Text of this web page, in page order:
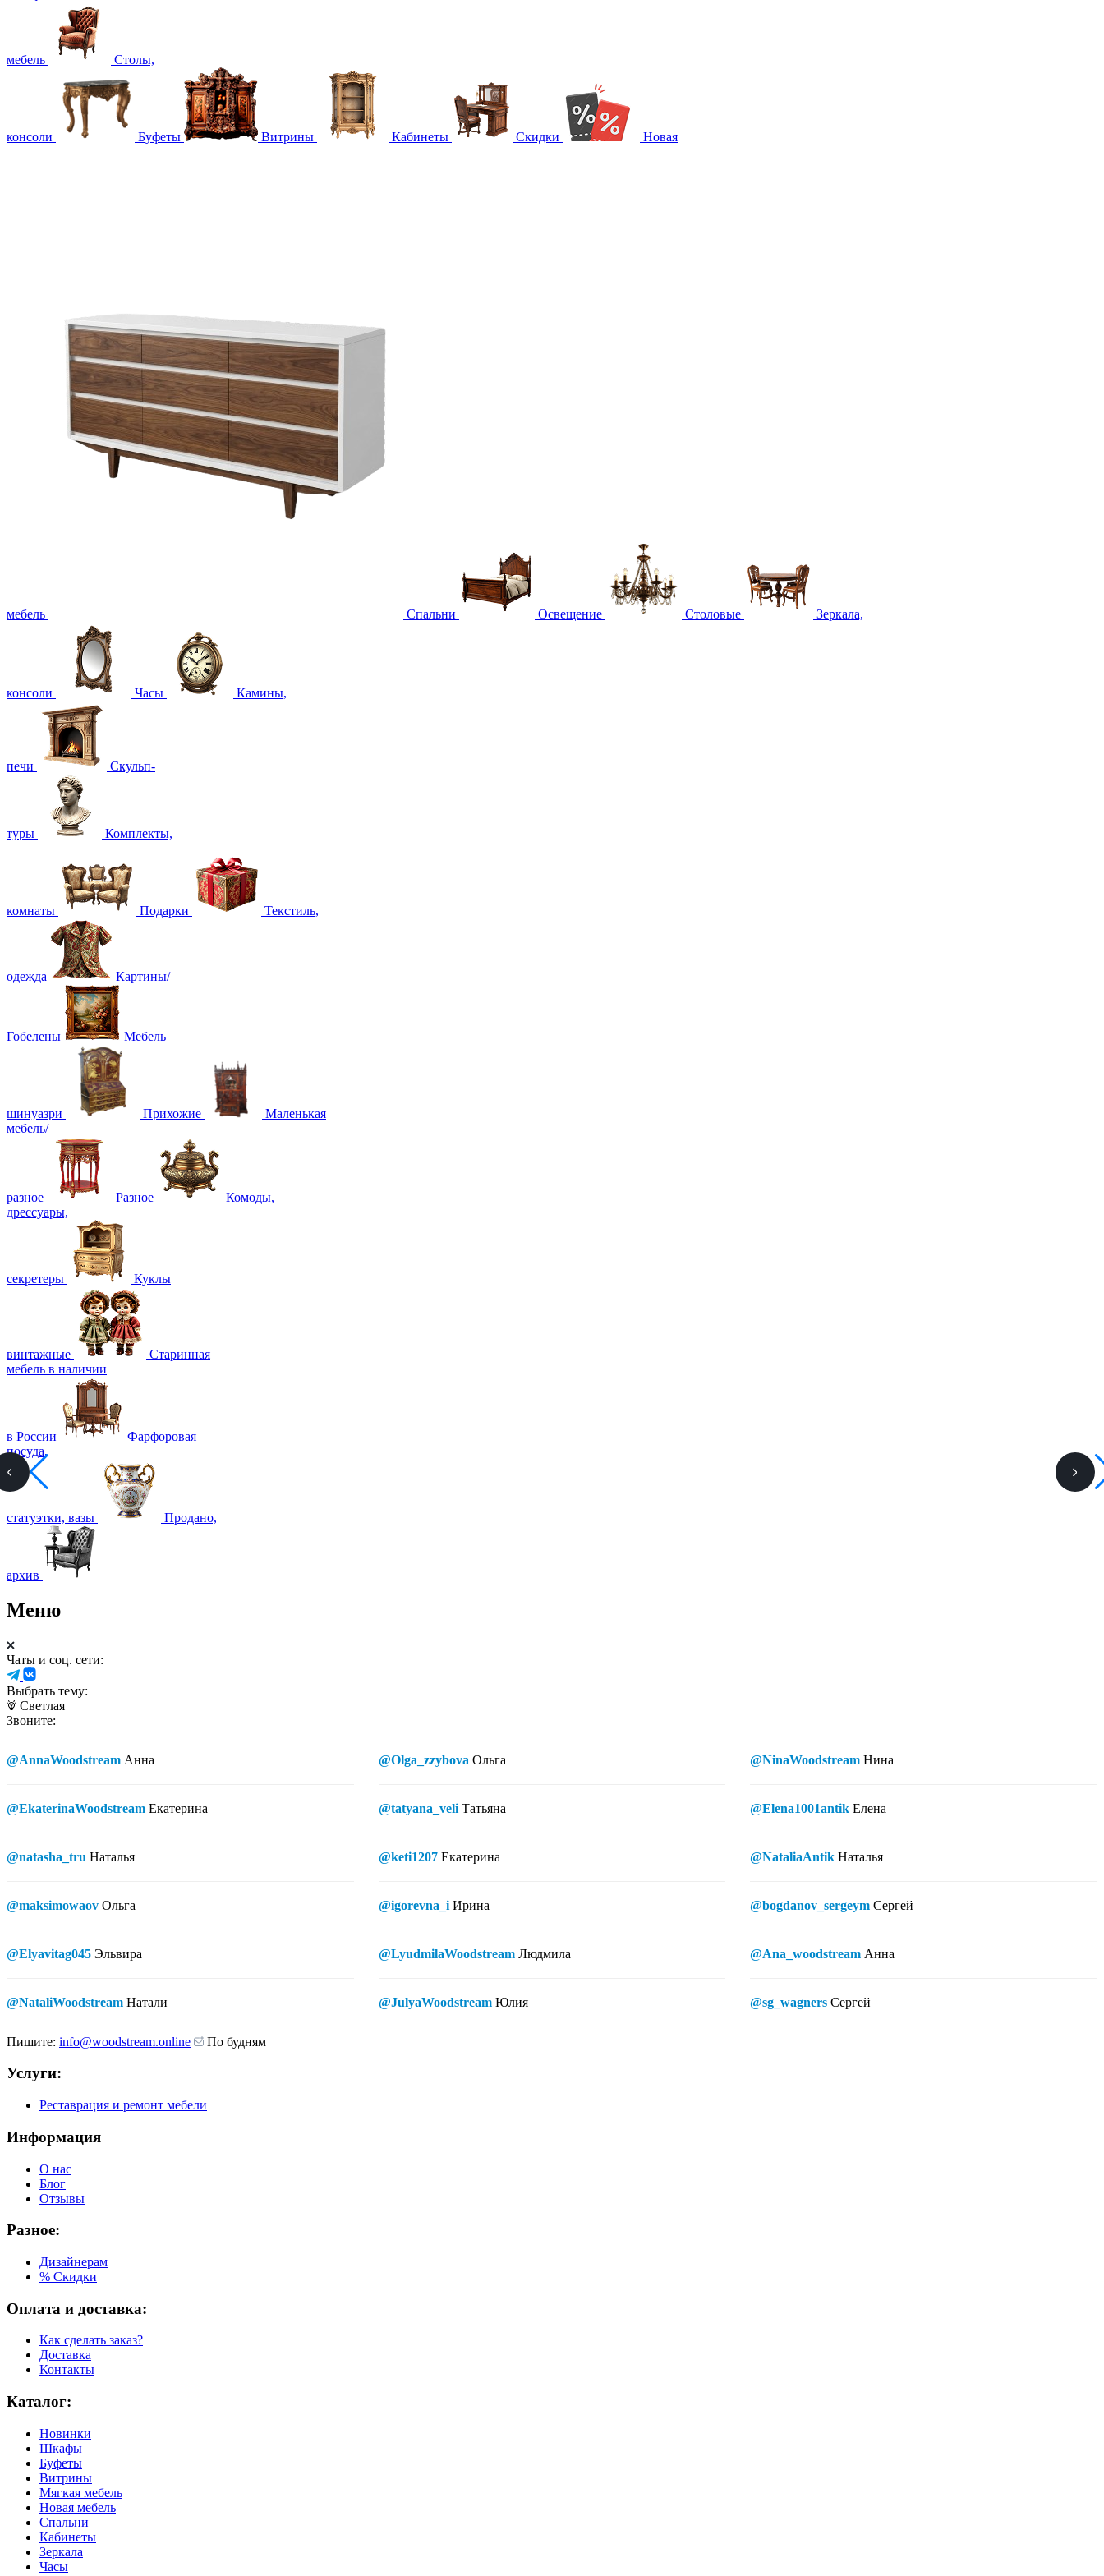
мебель Столы,
консоли Буфеты Витрины Кабинеты Скидки Новая
мебель Спальни Освещение Столовые Зеркала,
консоли Часы Камины,
печи Скульп-
туры Комплекты,
комнаты Подарки Текстиль,
одежда Картины/
Гобелены Мебель
шинуазри Прихожие
Маленькая
мебель/
разное Разное
Комоды,
дрессуары,
секретеры Куклы
винтажные
Старинная
мебель в наличии
в России
Фарфоровая
посуда,
статуэтки, вазы Продано,
архив
Меню
Чаты и соц. сети:
Выбрать тему:
Светлая
Звоните:
@AnnaWoodstream Анна
@EkaterinaWoodstream Екатерина
@natasha_tru Наталья
@maksimowaov Ольга
@Elyavitag045 Эльвира
@NataliWoodstream Натали
@Olga_zzybova Ольга
@tatyana_veli Татьяна
@keti1207 Екатерина
@igorevna_i Ирина
@LyudmilaWoodstream Людмила
@JulyaWoodstream Юлия
@NinaWoodstream Нина
@Elena1001antik Елена
@NataliaAntik Наталья
@bogdanov_sergeym Сергей
@Ana_woodstream Анна
@sg_wagners Сергей
Пишите: info@woodstream.online По будням
Услуги:
Реставрация и ремонт мебели
Информация
О нас
Блог
Отзывы
Разное:
Дизайнерам
% Скидки
Оплата и доставка:
Как сделать заказ?
Доставка
Контакты
Каталог:
Новинки
Шкафы
Буфеты
Витрины
Мягкая мебель
Новая мебель
Спальни
Кабинеты
Зеркала
Часы